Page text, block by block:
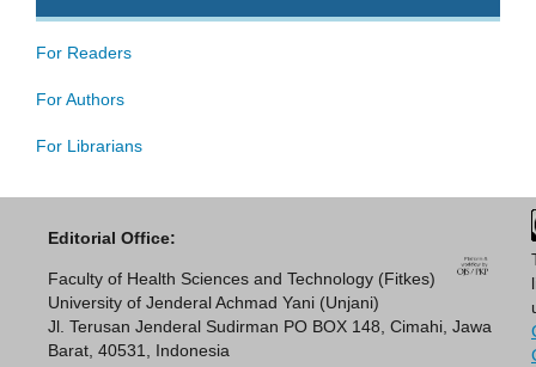
For Readers
For Authors
For Librarians
Editorial Office:
Faculty of Health Sciences and Technology (Fitkes)
University of Jenderal Achmad Yani (Unjani)
Jl. Terusan Jenderal Sudirman PO BOX 148, Cimahi, Jawa
Barat, 40531, Indonesia